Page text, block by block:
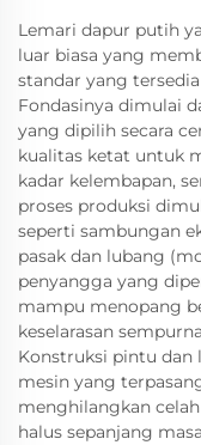
Lemari dapur putih
luar biasa yang
standar yang
Fondasinya dimulai
yang dipilih secara
kualitas ketat untuk
kadar kelembapan,
proses produksi
seperti sambungan
pasak dan lubang
penyangga yang
mampu menopang
keselarasan
Konstruksi pintu dan
mesin yang
menghilangkan
halus sepanjang